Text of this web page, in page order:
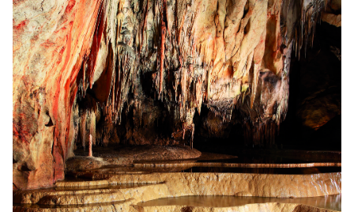
Fairytale-magical places in
Revúca
New "fairytale-magical places" have been
created in Revúca for domestic and foreign
tourists, drawing on the fairy tale motifs of the
unique Revúca storytellers and fantasy masters
Samuel and Gustáv Reuss, as well as Pavel
Dobšinský.